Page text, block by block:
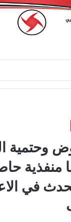
وحتمية
منفذية
في